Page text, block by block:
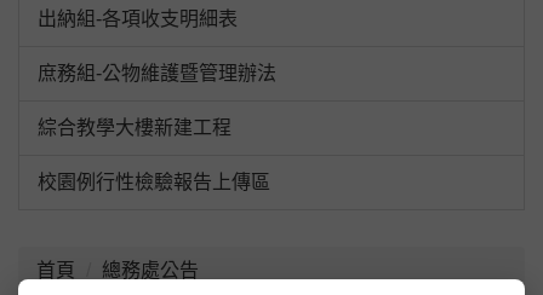
出納組-各項收支明細表
庶務組-公物維護暨管理辦法
綜合教學大樓新建工程
校園例行性檢驗報告上傳區
首頁 總務處公告